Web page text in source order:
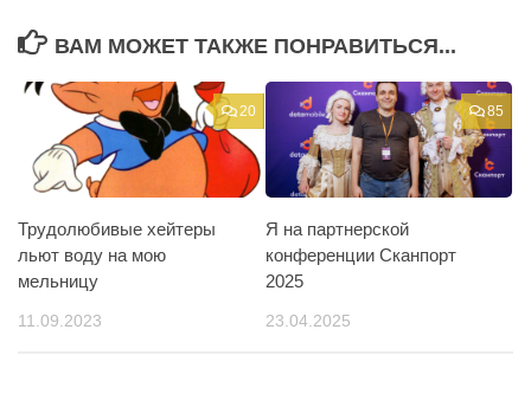
ВАМ МОЖЕТ ТАКЖЕ ПОНРАВИТЬСЯ...
20
Трудолюбивые хейтеры
льют воду на мою
мельницу
11.09.2023
85
Я на партнерской
конференции Сканпорт
2025
23.04.2025